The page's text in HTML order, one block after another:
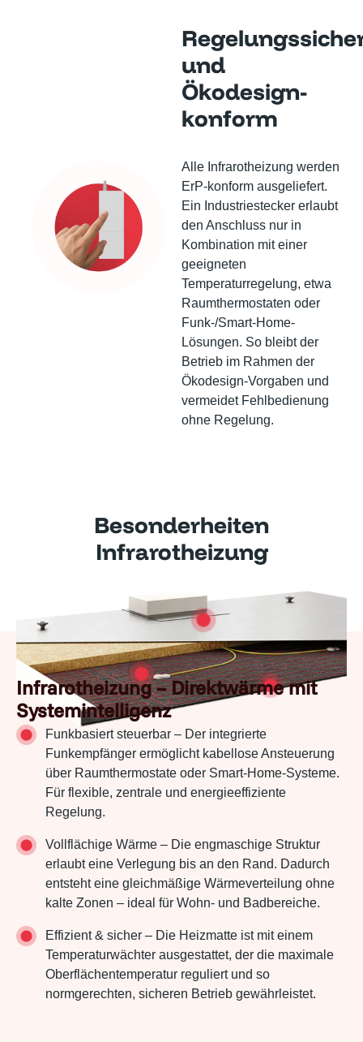
und
Ökodesign-
konform
Alle Infrarotheizung werden
ErP-konform ausgeliefert.
Ein Industriestecker erlaubt
den Anschluss nur in
Kombination mit einer
geeigneten
Temperaturregelung, etwa
Raumthermostaten oder
Funk-/Smart-Home-
Lösungen. So bleibt der
Betrieb im Rahmen der
Ökodesign-Vorgaben und
vermeidet Fehlbedienung
ohne Regelung.
Besonderheiten
Infrarotheizung
Infrarotheizung – Direktwärme mit
Systemintelligenz
Funkbasiert steuerbar – Der integrierte
Funkempfänger ermöglicht kabellose Ansteuerung
über Raumthermostate oder Smart-Home-Systeme.
Für flexible, zentrale und energieeffiziente
Regelung.
Vollflächige Wärme – Die engmaschige Struktur
erlaubt eine Verlegung bis an den Rand. Dadurch
entsteht eine gleichmäßige Wärmeverteilung ohne
kalte Zonen – ideal für Wohn- und Badbereiche.
Effizient & sicher – Die Heizmatte ist mit einem
Temperaturwächter ausgestattet, der die maximale
Oberflächentemperatur reguliert und so
normgerechten, sicheren Betrieb gewährleistet.